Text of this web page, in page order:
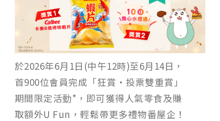
於2026年6月1日(中午12時)至6月14日，
首900位會員完成「狂賞‧投票雙重賞」
期間限定活動*，即可獲得人氣零食及賺
取額外U Fun，輕鬆帶更多禮物番屋企！